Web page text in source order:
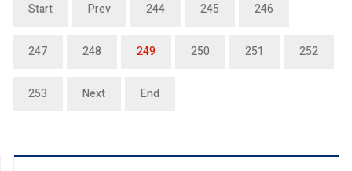
Start Prev 244 245 246
247 248 249 250 251 252
253 Next End